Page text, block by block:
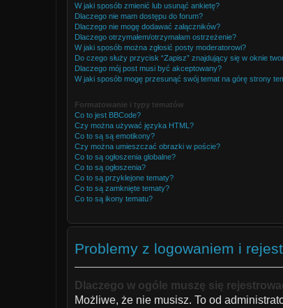
W jaki sposób zmienić lub usunąć ankietę?
Dlaczego nie mam dostępu do forum?
Dlaczego nie mogę dodawać załączników?
Dlaczego otrzymałem/otrzymałam ostrzeżenie?
W jaki sposób można zgłosić posty moderatorowi?
Do czego służy przycisk “Zapisz” znajdujący się w oknie
Dlaczego mój post musi być akceptowany?
W jaki sposób mogę przesunąć swój temat na górę strony
Formatowanie i typy tematów
Co to jest BBCode?
Czy można używać języka HTML?
Co to są są emotikony?
Czy można umieszczać obrazki w poście?
Co to są ogłoszenia globalne?
Co to są ogłoszenia?
Co to są przyklejone tematy?
Co to są zamknięte tematy?
Co to są ikony tematu?
Problemy z logowaniem i
Dlaczego w ogóle muszę się
Możliwe, że nie musisz. To od